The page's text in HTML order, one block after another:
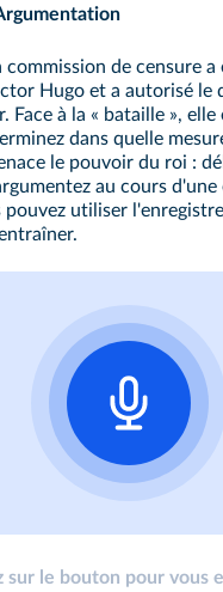
commission de censure a
Hugo et a autorisé le
Face à la « bataille », elle
dans quelle
le pouvoir du roi :
au cours d'une
pouvez utiliser
sur le bouton pour vous